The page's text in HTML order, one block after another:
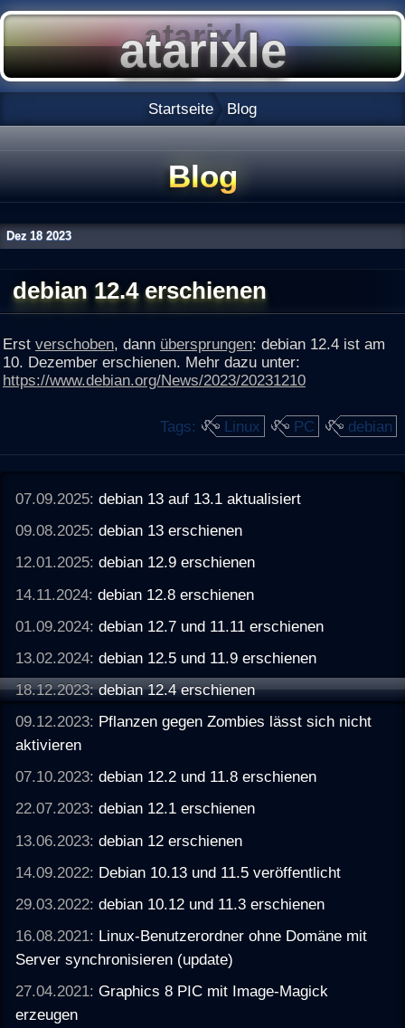
Startseite Blog
Blog
Dez 18 2023
debian 12.4 erschienen
Erst verschoben, dann übersprungen: debian 12.4 ist am
10. Dezember erschienen. Mehr dazu unter:
https://www.debian.org/News/2023/20231210
Tags: Linux PC debian
07.09.2025:debian 13 auf 13.1 aktualisiert
09.08.2025:debian 13 erschienen
12.01.2025:debian 12.9 erschienen
14.11.2024:debian 12.8 erschienen
01.09.2024:debian 12.7 und 11.11 erschienen
13.02.2024:debian 12.5 und 11.9 erschienen
18.12.2023:debian 12.4 erschienen
09.12.2023: Pflanzen gegen Zombies lässt sich nicht
aktivieren
07.10.2023:debian 12.2 und 11.8 erschienen
22.07.2023:debian 12.1 erschienen
13.06.2023:debian 12 erschienen
14.09.2022: Debian 10.13 und 11.5 veröffentlicht
29.03.2022:debian 10.12 und 11.3 erschienen
16.08.2021: Linux-Benutzerordner ohne Domäne mit
Server synchronisieren (update)
27.04.2021:Graphics 8 PIC mit Image-Magick
erzeugen